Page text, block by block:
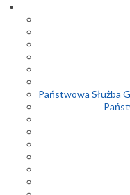
Państwowa Służba